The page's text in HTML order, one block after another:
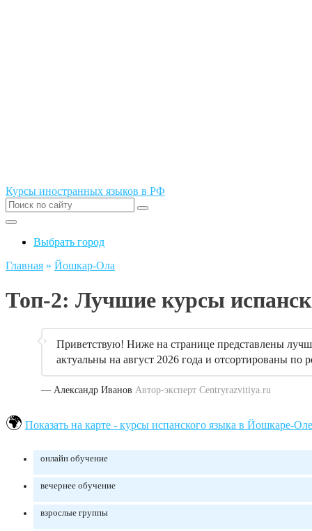
Курсы иностранных языков в РФ
Выбрать город
Главная » Йошкар-Ола
Топ-2: Лучшие курсы
Приветствую! Ниже на странице представлены
актуальны на август 2026 года и отсортированы по
— Александр Иванов Автор-эксперт Centryrazvitiya.ru
Показать на карте - курсы испанского языка в Йошкаре-Оле
онлайн обучение
вечернее обучение
взрослые группы